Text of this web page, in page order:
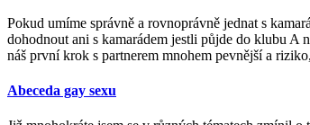
Pokud umíme správně a rovnoprávně jednat s
dohodnout ani s kamarádem jestli půjde do klubu
náš první krok s partnerem mnohem pevnější a
Abeceda gay sexu